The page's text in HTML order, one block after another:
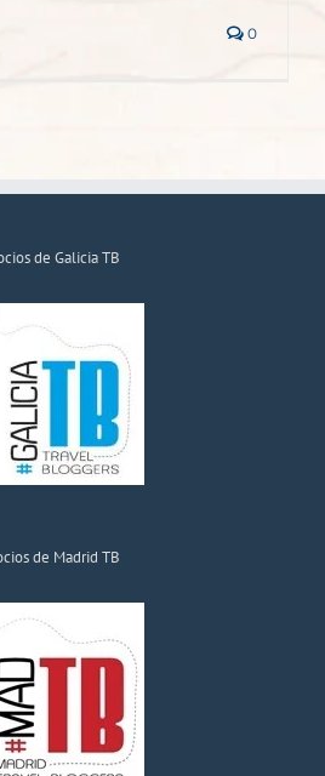
0
de Galicia TB
de Madrid TB